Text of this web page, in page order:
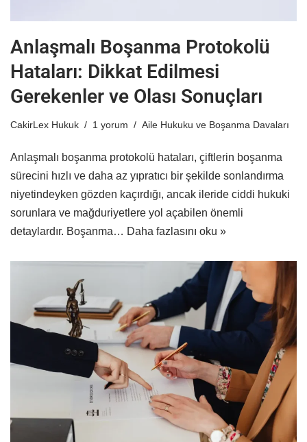
Anlaşmalı Boşanma Protokolü
Hataları: Dikkat Edilmesi
Gerekenler ve Olası Sonuçları
CakirLex Hukuk 1 yorum Aile Hukuku ve Boşanma Davaları
Anlaşmalı boşanma protokolü hataları, çiftlerin boşanma
sürecini hızlı ve daha az yıpratıcı bir şekilde sonlandırma
niyetindeyken gözden kaçırdığı, ancak ileride ciddi hukuki
sorunlara ve mağduriyetlere yol açabilen önemli
detaylardır. Boşanma… Daha fazlasını oku »